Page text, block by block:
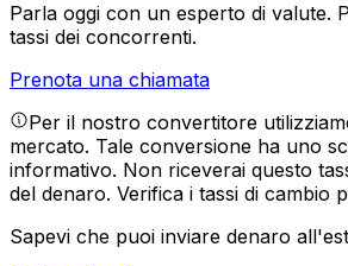
Parla oggi con un esperto di valute.
tassi dei concorrenti.
Prenota una chiamata
Per il nostro convertitore
mercato. Tale conversione ha uno
informativo. Non riceverai questo
del denaro. Verifica i tassi di cambio
Sapevi che puoi inviare denaro